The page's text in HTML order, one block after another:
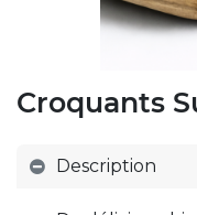
Croquants
Description